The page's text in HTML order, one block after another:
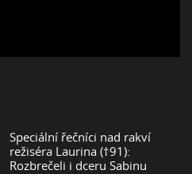
Speciální řečníci nad rakví
režiséra Laurina (†91):
Rozbrečeli i dceru Sabinu